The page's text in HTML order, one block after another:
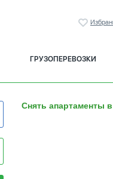
ГРУЗОПЕРЕВОЗКИ
Снять апартаменты